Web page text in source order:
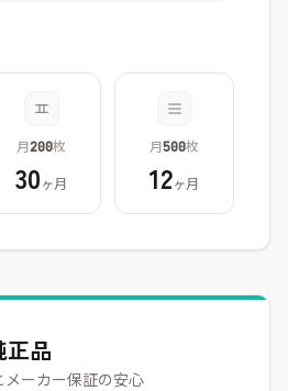
月200枚
30ヶ月
月500枚
12ヶ月
正品
ーカー保証の安心